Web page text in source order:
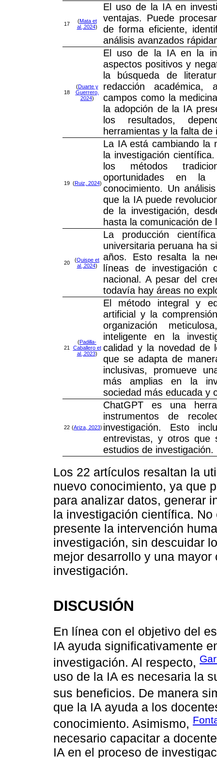
17 (Mata et
al.,2024)
El uso de la IA en
ventajas. Puede
de forma eficiente,
análisis avanzados
18
(Duarte y
Guerrero,
2024)
El uso de la IA en la
aspectos positivos y
la búsqueda de
redacción académica,
campos como la
la adopción de la IA
los resultados,
herramientas y la falta de
19 (Ruiz, 2024)
La IA está cambiando la
la investigación
los métodos
oportunidades en
conocimiento. Un
que la IA puede
de la investigación,
hasta la comunicación de
20 (Quispe et
al.,2024)
La producción
universitaria peruana ha
años. Esto resalta la
líneas de
nacional. A pesar del
todavía hay áreas no
21
(Padilla-
Caballero et
al.,2023)
El método integral y
artificial y la
organización
inteligente en la
calidad y la novedad de
que se adapta de
inclusivas, promueve
más amplias en la
sociedad más educada y
22 (Ariza, 2023)
ChatGPT es una
instrumentos de
investigación. Esto
entrevistas, y otros que
estudios de investigación.
Los 22 artículos resaltan la
nuevo conocimiento, ya que
para analizar datos, generar
la investigación científica.
presente la intervención
investigación, sin descuidar
mejor desarrollo y una
investigación.
DISCUSIÓN
En línea con el objetivo del
IA ayuda significativamente
investigación. Al respecto,
uso de la IA es necesaria la
sus beneficios. De manera
que la IA ayuda a los
conocimiento. Asimismo,
necesario capacitar a
IA en el proceso de